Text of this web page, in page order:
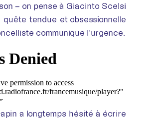
– on pense à Giacinto Scelsi
quête tendue et obsessionnelle
communique l’urgence.
a longtemps hésité à écrire